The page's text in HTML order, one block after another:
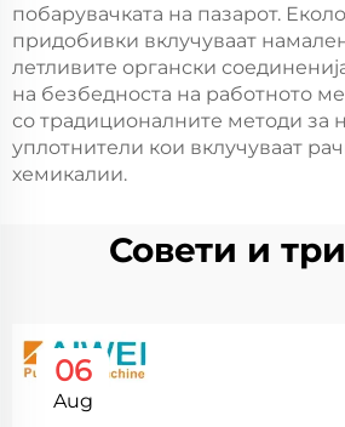
побарувачката на пазарот.
придобивки вклучуваат
летливите органски
на безбедноста на работното
со традиционалните методи за
уплотнители кои вклучуваат
хемикалии.
Совети и
06
Aug